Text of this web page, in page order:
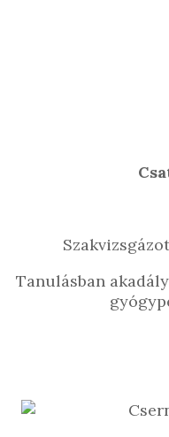
Tanulásban